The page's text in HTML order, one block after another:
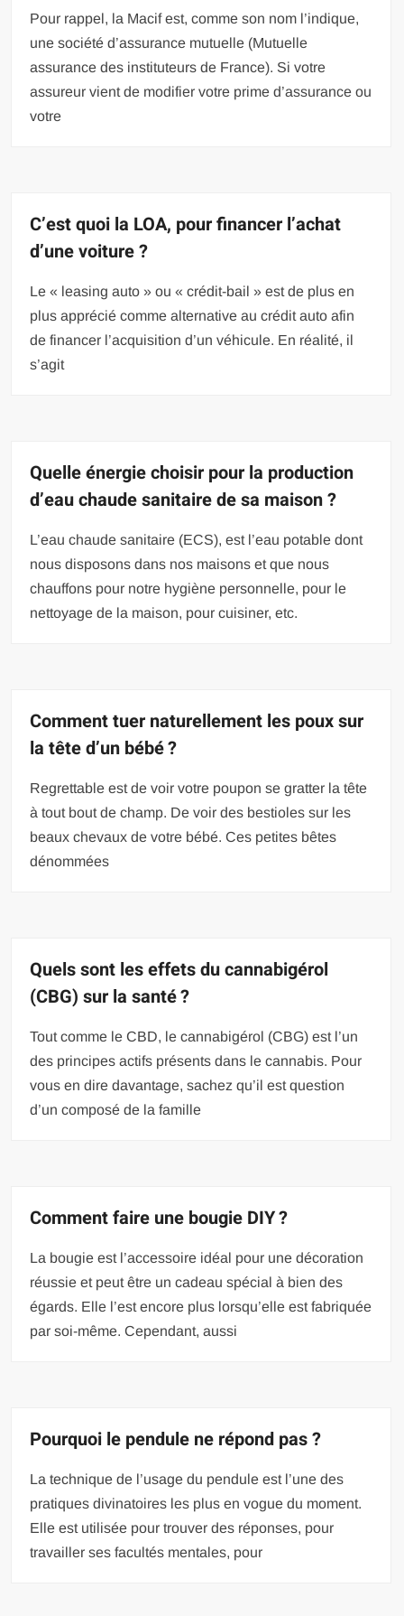
Pour rappel, la Macif est, comme son nom l’indique,
une société d’assurance mutuelle (Mutuelle
assurance des instituteurs de France). Si votre
assureur vient de modifier votre prime d’assurance ou
votre
C’est quoi la LOA, pour financer l’achat
d’une voiture ?
Le « leasing auto » ou « crédit-bail » est de plus en
plus apprécié comme alternative au crédit auto afin
de financer l’acquisition d’un véhicule. En réalité, il
s’agit
Quelle énergie choisir pour la production
d’eau chaude sanitaire de sa maison ?
L’eau chaude sanitaire (ECS), est l’eau potable dont
nous disposons dans nos maisons et que nous
chauffons pour notre hygiène personnelle, pour le
nettoyage de la maison, pour cuisiner, etc.
Comment tuer naturellement les poux sur
la tête d’un bébé ?
Regrettable est de voir votre poupon se gratter la tête
à tout bout de champ. De voir des bestioles sur les
beaux chevaux de votre bébé. Ces petites bêtes
dénommées
Quels sont les effets du cannabigérol
(CBG) sur la santé ?
Tout comme le CBD, le cannabigérol (CBG) est l’un
des principes actifs présents dans le cannabis. Pour
vous en dire davantage, sachez qu’il est question
d’un composé de la famille
Comment faire une bougie DIY ?
La bougie est l’accessoire idéal pour une décoration
réussie et peut être un cadeau spécial à bien des
égards. Elle l’est encore plus lorsqu’elle est fabriquée
par soi-même. Cependant, aussi
Pourquoi le pendule ne répond pas ?
La technique de l’usage du pendule est l’une des
pratiques divinatoires les plus en vogue du moment.
Elle est utilisée pour trouver des réponses, pour
travailler ses facultés mentales, pour